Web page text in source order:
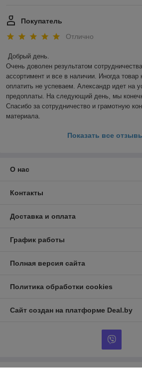
Покупатель
Отлично
Добрый день.
Очень доволен результатом
ассортимент и все в наличии. Иногда
оплатить не успеваем. Александр идет на
предоплаты. На следующий день, мы
Спасибо за сотрудничество и грамотную
материала.
Показать все
О нас
Контакты
Доставка и оплата
График работы
Полная версия сайта
Политика обработки cookies
Сайт создан на платформе Deal.by